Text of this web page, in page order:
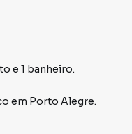
e 1 banheiro.
em Porto Alegre.